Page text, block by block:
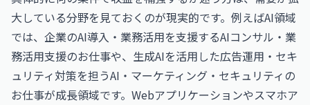
大している分野を見ておくのが現実的です。例えばAI領域
では、企業のAI導入・業務活用を支援するAIコンサル・業
務活用支援のお仕事や、生成AIを活用した広告運用・セキ
ュリティ対策を担うAI・マーケティング・セキュリティの
お仕事が成長領域です。Webアプリケーションやスマホア